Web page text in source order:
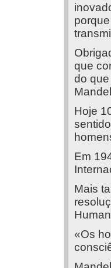
que
do
Hoje
Em
Mais
«Os